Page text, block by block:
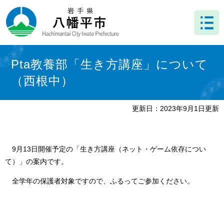
ー
ジ
先
頭
で
ニ
ュ
を
飛
ば
本
文 Pta教養部「生き方講座」について
（西根中）
更新日：2023年9月1日更新
9月13日開催予定の「生き方講座（ネット・ゲーム依存につい
て）」の案内です。
全学年の保護者対象ですので、ふるってご参加ください。